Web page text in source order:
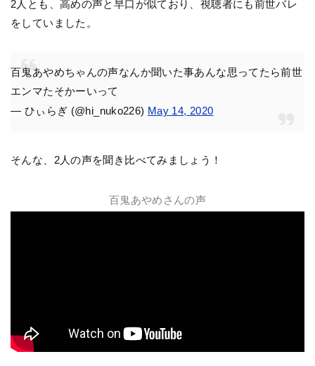
2人とも、高めの声と早口が似ており、視聴者にも前世バレ
をしていました。
百鬼あやめちゃんの声なんか聞いた事あんな思ってたら前世
エンマたそかーいって
— ひぃらぎ (@hi_nuko226) May 14, 2020
そんな、2人の声を聞き比べてみましょう！
百鬼あやめさんの声